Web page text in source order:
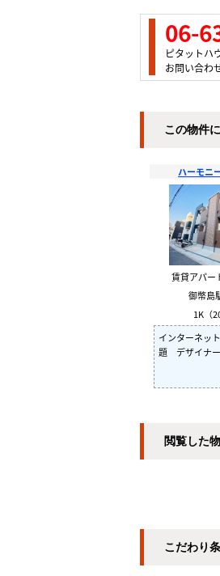
06-
ピタットハ
お問い合わ
この物件
ハーモニ
賃貸アパー
御幣島
1K（
インターネッ
題 デザイナ
閲覧した
こだわり